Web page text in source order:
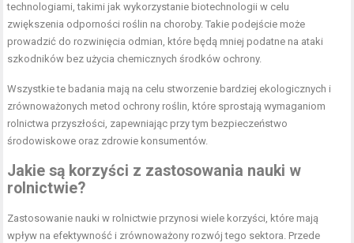
technologiami, takimi jak wykorzystanie biotechnologii w celu
zwiększenia odporności roślin na choroby. Takie podejście może
prowadzić do rozwinięcia odmian, które będą mniej podatne na ataki
szkodników bez użycia chemicznych środków ochrony.
Wszystkie te badania mają na celu stworzenie bardziej ekologicznych i
zrównoważonych metod ochrony roślin, które sprostają wymaganiom
rolnictwa przyszłości, zapewniając przy tym bezpieczeństwo
środowiskowe oraz zdrowie konsumentów.
Jakie są korzyści z zastosowania nauki w
rolnictwie?
Zastosowanie nauki w rolnictwie przynosi wiele korzyści, które mają
wpływ na efektywność i zrównoważony rozwój tego sektora. Przede